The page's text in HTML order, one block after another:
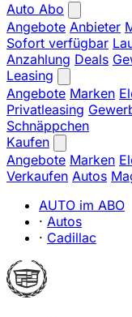
Auto Abo
Angebote Anbieter
Sofort verfügbar
Anzahlung Deals
Leasing
Angebote Marken
Privatleasing
Schnäppchen
Kaufen
Angebote Marken
Verkaufen Autos
AUTO im ABO
· Autos
· Cadillac